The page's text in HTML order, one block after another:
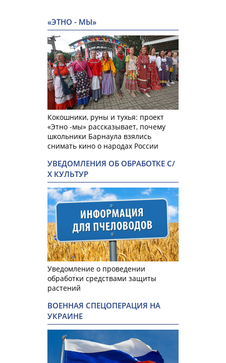
«ЭТНО - МЫ»
Кокошники, руны и тухья: проект
«Этно -мы» рассказывает, почему
школьники Барнаула взялись
снимать кино о народах России
УВЕДОМЛЕНИЯ ОБ ОБРАБОТКЕ С/
Х КУЛЬТУР
Уведомление о проведении
обработки средствами защиты
растений
ВОЕННАЯ СПЕЦОПЕРАЦИЯ НА
УКРАИНЕ